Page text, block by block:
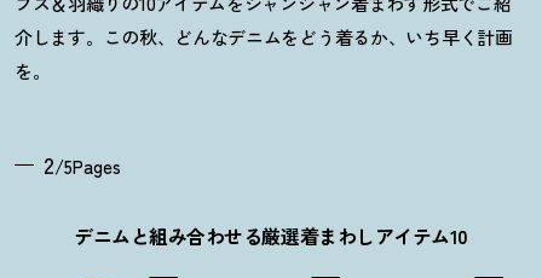
介します。この秋、どんなデニムをどう着るか、いち早く計画
を。
2/5Pages
デニムと組み合わせる厳選着まわしアイテム10